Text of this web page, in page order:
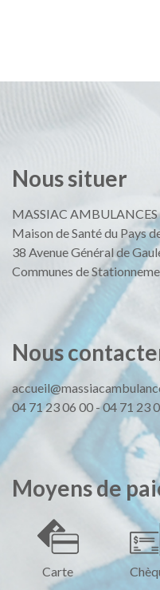
Noussituer
MASSIAC AMBULANCES
Maison de Santé du Pays
38 Avenue Général de
Communes de
Nous
04 71 23 06 00 -04 71 23
Moyensde
Carte